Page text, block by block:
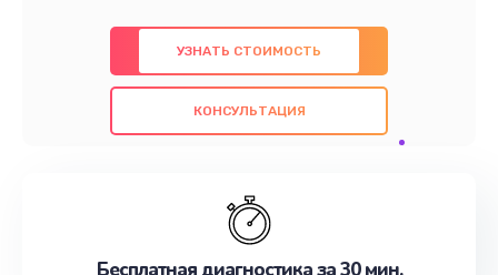
предлагаем быстрый и качественный ремонт с
использованием оригинальных компонентов, а
также гарантируем качество всех
проведенных работ. Наша цель - предоставить
наилучшим образом. Не медлите записаться на
УЗНАТЬ СТОИМОСТЬ
КОНСУЛЬТАЦИЯ